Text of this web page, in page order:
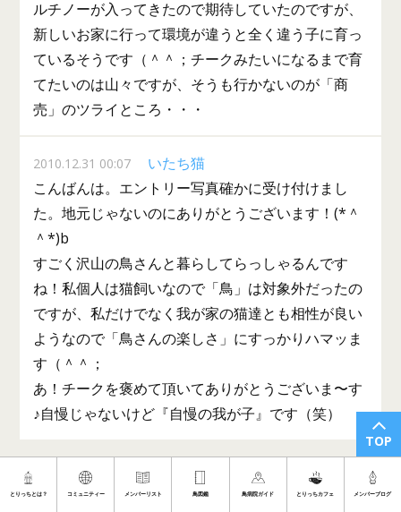
TOP
とりっちとは？ コミュニティー メンバーリスト 鳥図鑑 鳥病院ガイド とりっちカフェ メンバーブログ
ルチノーが入ってきたので期待していたのですが、
新しいお家に行って環境が違うと全く違う子に育っ
ているそうです（＾＾；チークみたいになるまで育
てたいのは山々ですが、そうも行かないのが「商
売」のツライところ・・・
2010.12.31 00:07
いたち猫
こんばんは。エントリー写真確かに受け付けまし
た。地元じゃないのにありがとうございます！(*＾
＾*)b
すごく沢山の鳥さんと暮らしてらっしゃるんです
ね！私個人は猫飼いなので「鳥」は対象外だったの
ですが、私だけでなく我が家の猫達とも相性が良い
ようなので「鳥さんの楽しさ」にすっかりハマッま
す（＾＾；
あ！チークを褒めて頂いてありがとうございま〜す
♪自慢じゃないけど『自慢の我が子』です（笑）
My掲示板一覧へ